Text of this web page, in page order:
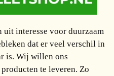
interesse voor duurzaam
dat er veel verschil in
is. Wij willen ons
te leveren. Zo